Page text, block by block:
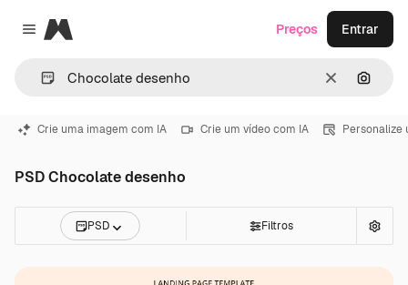
Close menu
Magnific
Limpar
Preços Entrar
Crie uma imagem com IA Crie um vídeo com IA Personalize
PSD Chocolate desenho
PSD Filtros